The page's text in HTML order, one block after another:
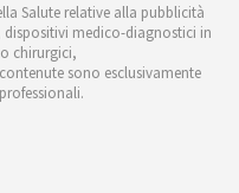
Salute relative alla pubblicità
medico-diagnostici in
chirurgici,
sono esclusivamente